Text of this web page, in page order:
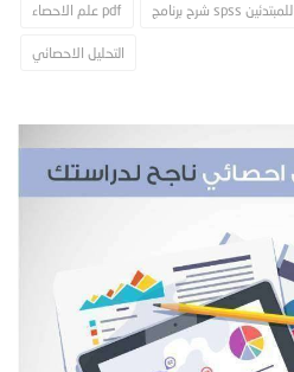
علم الاحصاء pdf شرح برنامج spss للمبتدئين
التحليل الاحصائي